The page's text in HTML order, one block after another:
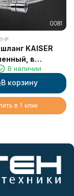
₽
KAISER
в
нержавеющей
см
В наличии
В корзину
в 1 клик